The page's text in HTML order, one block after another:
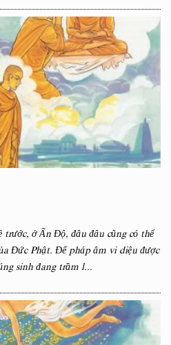
trước, ở Ấn Độ, đâu đâu cũng có thể
Đức Phật. Để pháp âm vi diệu được
sinh đang trầm l...